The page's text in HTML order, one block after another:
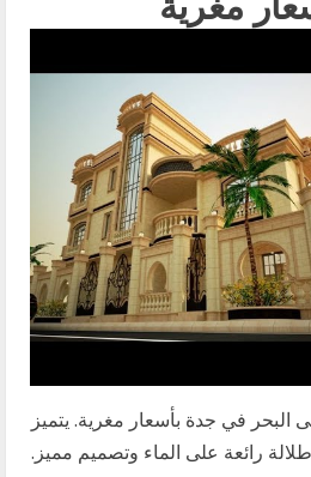
في جدة بأسعار مغرية. يتميز
رائعة على الماء وتصميم مميز.